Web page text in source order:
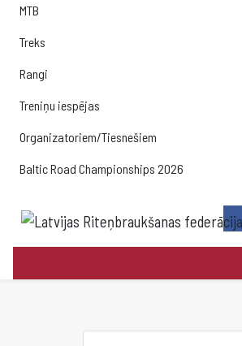
MTB
Treks
Rangi
Treniņu iespējas
Organizatoriem/Tiesnešiem
Baltic Road Championships 2026